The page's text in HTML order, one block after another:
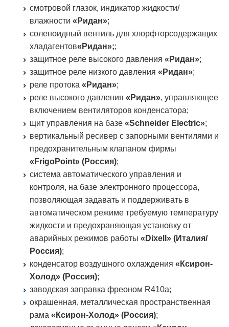
смотровой глазок, индикатор жидкости/
влажности «Ридан»;
соленоидный вентиль для хлорфторсодержащих
хладагентов«Ридан»;;
защитное реле высокого давления «Ридан»;
защитное реле низкого давления «Ридан»;
реле протока «Ридан»;
реле высокого давления «Ридан», управляющее
включением вентиляторов конденсатора;
щит управления на базе «Schneider Electric»;
вертикальный ресивер с запорными вентилями и
предохранительным клапаном фирмы
«FrigoPoint» (Россия);
система автоматического управления и
контроля, на базе электронного процессора,
позволяющая задавать и поддерживать в
автоматическом режиме требуемую температуру
жидкости и предохраняющая установку от
аварийных режимов работы «Dixell» (Италия/
Россия);
конденсатор воздушного охлаждения «Ксирон-
Холод» (Россия);
заводская заправка фреоном R410a;
окрашенная, металлическая пространственная
рама «Ксирон-Холод» (Россия);